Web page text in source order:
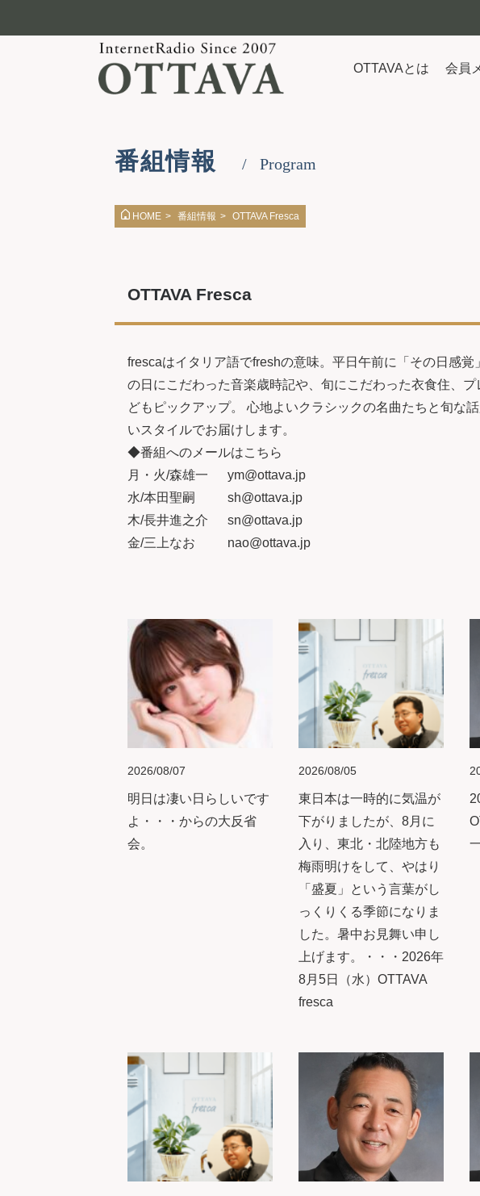
OTTAVAとは 会員
番組情報 Program
HOME > 番組情報 > OTTAVA Fresca
OTTAVA Fresca
frescaはイタリア語でfreshの意味。平日午前に「その日感
の日にこだわった音楽歳時記や、旬にこだわった衣食住、
どもピックアップ。 心地よいクラシックの名曲たちと旬な
いスタイルでお届けします。
◆番組へのメールはこちら
月・火/森雄一 ym@ottava.jp
水/本田聖嗣 sh@ottava.jp
木/長井進之介 sn@ottava.jp
金/三上なお nao@ottava.jp
明日は凄い日らしいです
よ・・・からの大反省
会。
2026/08/07
東日本は一時的に気温が
下がりましたが、8月に
入り、東北・北陸地方も
梅雨明けをして、やはり
「盛夏」という言葉がし
っくりくる季節になりま
した。暑中お見舞い申し
上げます。・・・2026年
8月5日（水）OTTAVA
fresca
2026/08/05